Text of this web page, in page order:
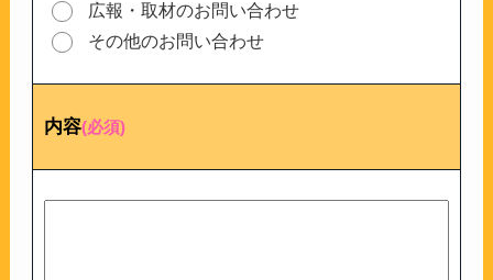
広報・取材のお問い合わせ
その他のお問い合わせ
内容(必須)